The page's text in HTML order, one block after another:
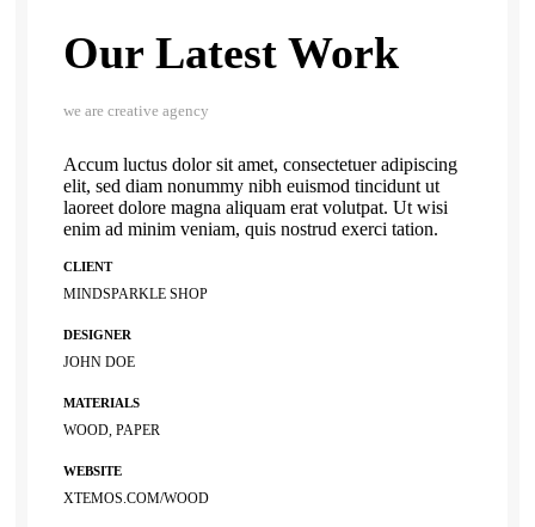
Our Latest Work
we are creative agency
Accum luctus dolor sit amet, consectetuer adipiscing
elit, sed diam nonummy nibh euismod tincidunt ut
laoreet dolore magna aliquam erat volutpat. Ut wisi
enim ad minim veniam, quis nostrud exerci tation.
CLIENT
MINDSPARKLE SHOP
DESIGNER
JOHN DOE
MATERIALS
WOOD, PAPER
WEBSITE
XTEMOS.COM/WOOD